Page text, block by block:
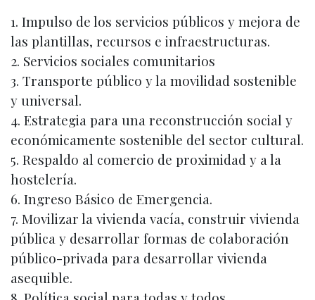
1. Impulso de los servicios públicos y mejora de
las plantillas, recursos e infraestructuras.
2. Servicios sociales comunitarios
3. Transporte público y la movilidad sostenible
y universal.
4. Estrategia para una reconstrucción social y
económicamente sostenible del sector cultural.
5. Respaldo al comercio de proximidad y a la
hostelería.
6. Ingreso Básico de Emergencia.
7. Movilizar la vivienda vacía, construir vivienda
pública y desarrollar formas de colaboración
público-privada para desarrollar vivienda
asequible.